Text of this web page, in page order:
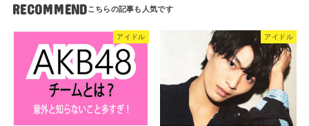
RECOMMEND
アイドル アイドル